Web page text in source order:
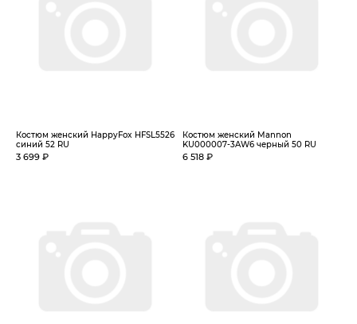
Костюм женский HappyFox HFSL5526
синий 52 RU
3 699 ₽
Костюм женский Mannon
KU000007-3AW6 черный 50 RU
6 518 ₽